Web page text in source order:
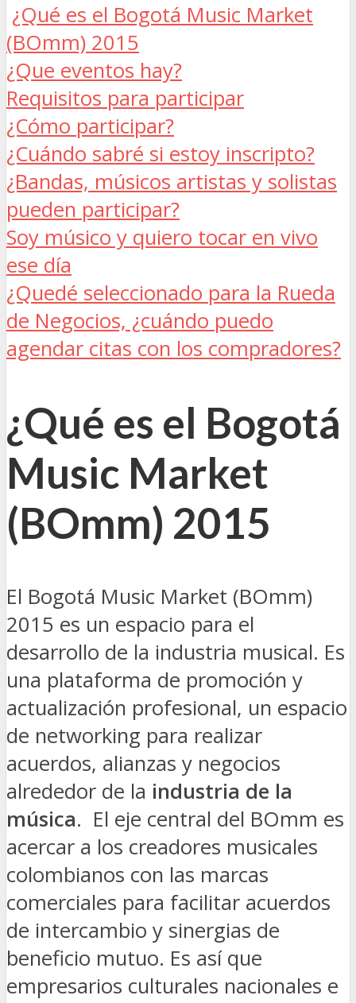
¿Qué es el Bogotá Music Market
(BOmm) 2015
¿Que eventos hay?
Requisitos para participar
¿Cómo participar?
¿Cuándo sabré si estoy inscripto?
¿Bandas, músicos artistas y solistas
pueden participar?
Soy músico y quiero tocar en vivo
ese día
¿Quedé seleccionado para la Rueda
de Negocios, ¿cuándo puedo
agendar citas con los compradores?
¿Qué es el Bogotá
Music Market
(BOmm) 2015
El Bogotá Music Market (BOmm)
2015 es un espacio para el
desarrollo de la industria musical. Es
una plataforma de promoción y
actualización profesional, un espacio
de networking para realizar
acuerdos, alianzas y negocios
alrededor de la industria de la
música. El eje central del BOmm es
acercar a los creadores musicales
colombianos con las marcas
comerciales para facilitar acuerdos
de intercambio y sinergias de
beneficio mutuo. Es así que
empresarios culturales nacionales e